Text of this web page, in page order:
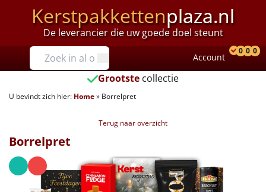
Kerstpakkettenplaza.nl
De leverancier die uw goede doel steunt
Prijzen
Tot €25
€25 tot €35
€40 tot €45
€45 tot €50
Account
0 0 0
Grootste collectie
U bevindt zich hier: Home» Borrelpret
Terug naar overzicht
Borrelpret